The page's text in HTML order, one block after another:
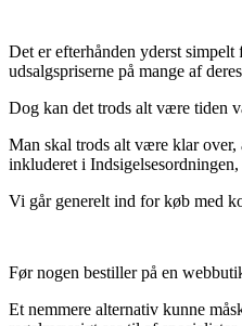
Det er efterhånden yderst
udsalgspriserne på mange af
Dog kan det trods alt være tiden
Man skal trods alt være klar over,
inkluderet i
Vi går generelt ind for køb med
Før nogen bestiller på en
Et nemmere alternativ kunne